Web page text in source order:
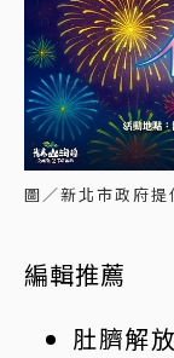
圖／新北市政府提
編輯推薦
肚臍解